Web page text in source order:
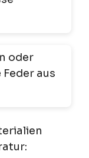
oder
aus